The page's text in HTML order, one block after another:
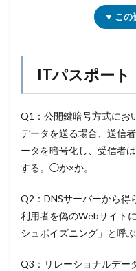
▼ この
ITパスポート
Q1：公開鍵暗号方式にお
データを送る場合、送信
ータを暗号化し、受信者
する。◯か×か。
Q2：DNSサーバーから得
利用者を偽のWebサイト
シュポイズニング」と呼
Q3：リレーショナルデー